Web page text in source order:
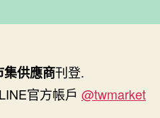
集供應商刊登.
官方帳戶 @twmarket